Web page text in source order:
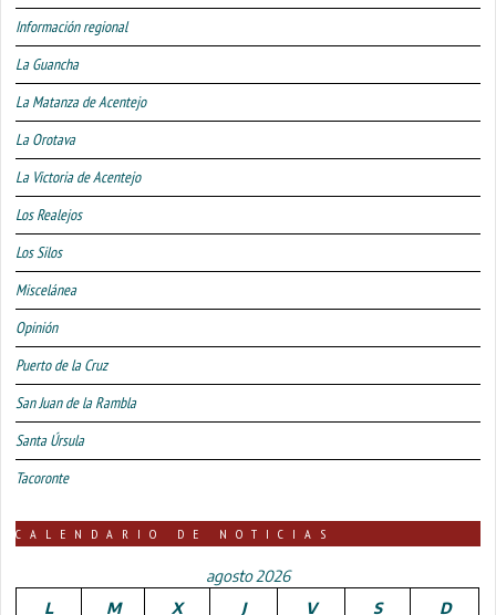
Información regional
La Guancha
La Matanza de Acentejo
La Orotava
La Victoria de Acentejo
Los Realejos
Los Silos
Miscelánea
Opinión
Puerto de la Cruz
San Juan de la Rambla
Santa Úrsula
Tacoronte
CALENDARIO DE NOTICIAS
agosto 2026
L
M X J V S D